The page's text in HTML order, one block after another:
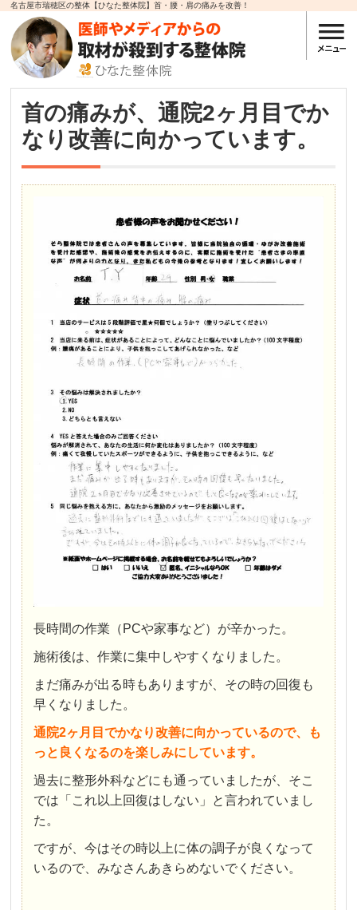
名古屋市瑞穂区の整体【ひなた整体院】首・腰・肩の痛みを改善！
首の痛みが、通院2ヶ月目でか
なり改善に向かっています。
長時間の作業（PCや家事など）が辛かった。
施術後は、作業に集中しやすくなりました。
まだ痛みが出る時もありますが、その時の回復も
早くなりました。
通院2ヶ月目でかなり改善に向かっているので、も
っと良くなるのを楽しみにしています。
過去に整形外科などにも通っていましたが、そこ
では「これ以上回復はしない」と言われていまし
た。
ですが、今はその時以上に体の調子が良くなって
いるので、みなさんあきらめないでください。